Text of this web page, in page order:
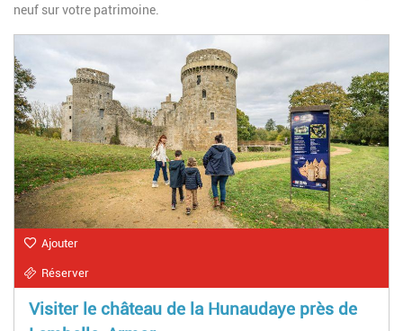
neuf sur votre patrimoine.
Ajouter
Réserver
Visiter le château de la Hunaudaye près de